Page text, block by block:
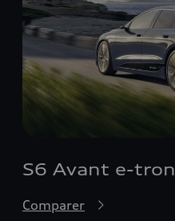
S6 Avant e-tron
Comparer